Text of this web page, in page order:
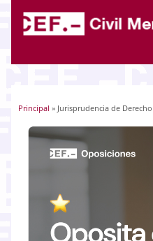
Usted está aquí
Principal » Jurisprudencia de